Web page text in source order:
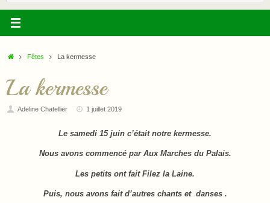
AccueilFêtes La kermesse
La kermesse
Adeline Chatellier 1 juillet 2019
Le samedi 15 juin c’était notre kermesse.
Nous avons commencé par Aux Marches du Palais.
Les petits ont fait Filez la Laine.
Puis, nous avons fait d’autres chants et danses .